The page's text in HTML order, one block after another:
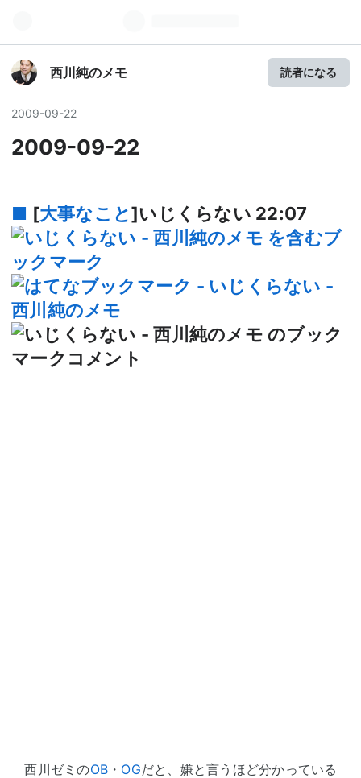
西川純のメモ 読者になる
2009-09-22
2009-09-22
■ [大事なこと]いじくらない 22:07
西川ゼミのOB ・ OGだと、嫌と言うほど分かっている